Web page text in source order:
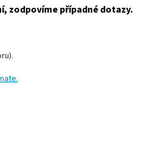
zodpovíme případné dotazy.